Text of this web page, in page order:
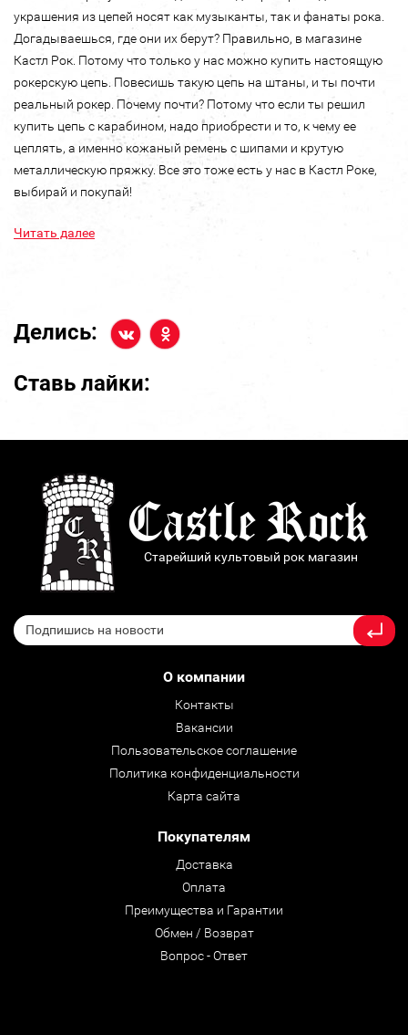
украшения из цепей носят как музыканты, так и фанаты рока.
Догадываешься, где они их берут? Правильно, в магазине
Кастл Рок. Потому что только у нас можно купить настоящую
рокерскую цепь. Повесишь такую цепь на штаны, и ты почти
реальный рокер. Почему почти? Потому что если ты решил
купить цепь с карабином, надо приобрести и то, к чему ее
цеплять, а именно кожаный ремень с шипами и крутую
металлическую пряжку. Все это тоже есть у нас в Кастл Роке,
выбирай и покупай!
Читать далее
Делись:
Ставь лайки:
Старейший культовый рок магазин
О компании
Контакты
Вакансии
Пользовательское соглашение
Политика конфиденциальности
Карта сайта
Покупателям
Доставка
Оплата
Преимущества и Гарантии
Обмен / Возврат
Вопрос - Ответ